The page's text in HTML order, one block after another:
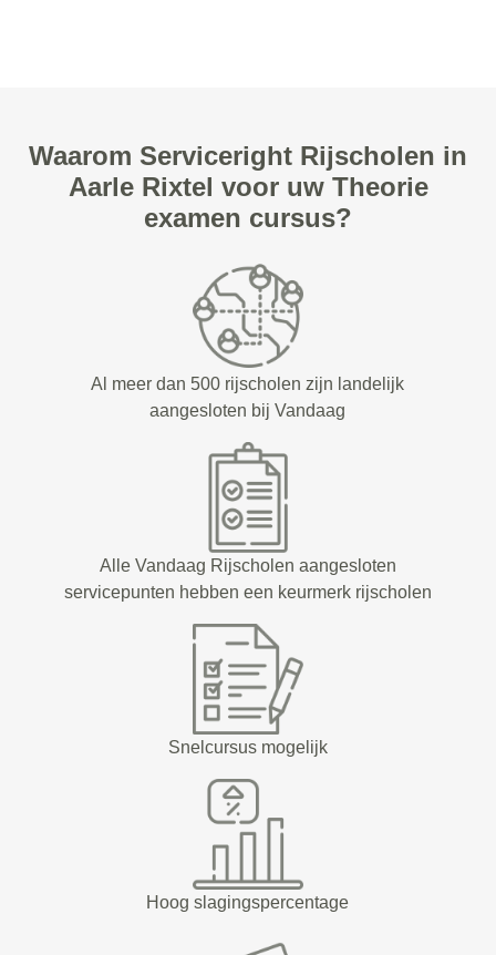
Waarom Serviceright Rijscholen in
Aarle Rixtel voor uw Theorie
examen cursus?
Al meer dan 500 rijscholen zijn landelijk
aangesloten bij Vandaag
Alle Vandaag Rijscholen aangesloten
servicepunten hebben een keurmerk rijscholen
Snelcursus mogelijk
Hoog slagingspercentage